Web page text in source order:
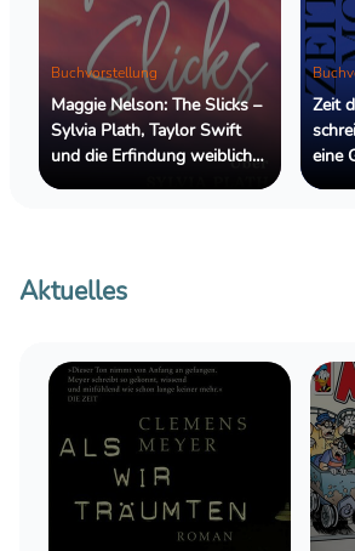
Buchvorstellung
Maggie Nelson: The Slicks –
Sylvia Plath, Taylor Swift
und die Erfindung weiblicher
Genialität
Zeit
eine
Aktuelles